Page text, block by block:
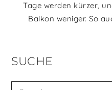
Tage werden kürzer,
Balkon weniger. So
SUCHE
Search